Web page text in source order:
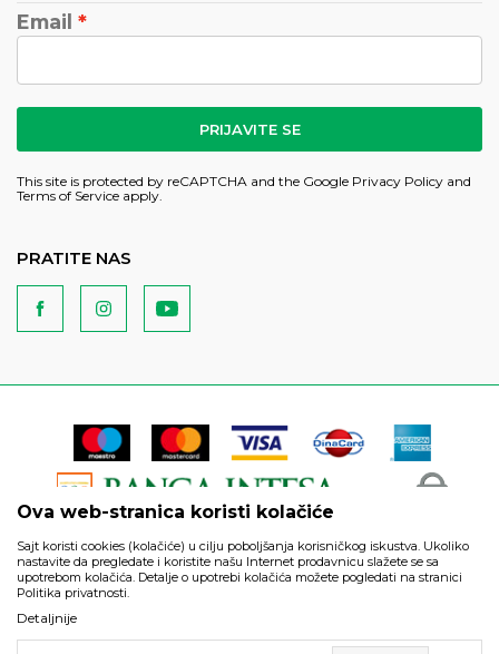
Email
PRIJAVITE SE
This site is protected by reCAPTCHA and the Google Privacy Policy and
Terms of Service apply.
PRATITE NAS
artikli prikazani na sajtu su deo naše ponude i ne podrazumeva
da su dostupni u svakom trenutku.
Ova web-stranica koristi kolačiće
Sajt koristi cookies (kolačiće) u cilju poboljšanja korisničkog iskustva. Ukoliko
nastavite da pregledate i koristite našu Internet prodavnicu slažete se sa
upotrebom kolačića. Detalje o upotrebi kolačića možete pogledati na stranici
Politika privatnosti.
Detaljnije